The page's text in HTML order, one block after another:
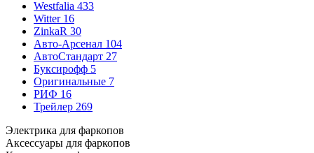
Westfalia 433
Witter 16
ZinkaR 30
Авто-Арсенал 104
АвтоСтандарт 27
Буксирофф 5
Оригинальные 7
РИФ 16
Трейлер 269
Электрика для фаркопов
Аксессуары для фаркопов